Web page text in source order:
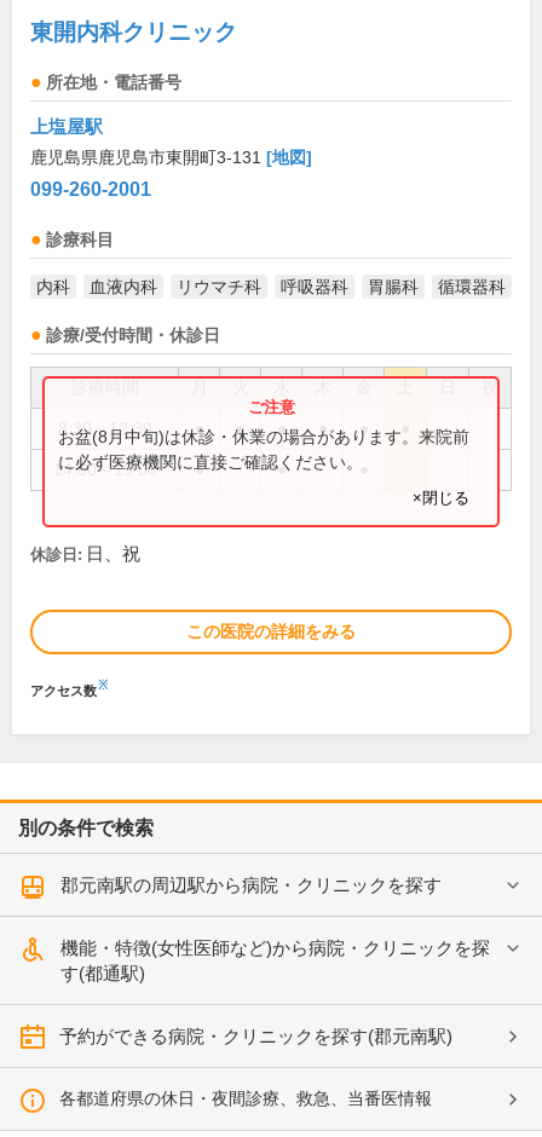
東開内科クリニック
所在地・電話番号
上塩屋駅
鹿児島県鹿児島市東開町3-131 [地図]
099-260-2001
診療科目
内科 血液内科 リウマチ科 呼吸器科 胃腸科 循環器科
診療/受付時間・休診日
祝
8:30～12:30 ● ● ● ● ●
14:00～19:00 ● ●
お盆(8月中旬)は休診・休業の場合があります。来院前
に必ず医療機関に直接ご確認ください。
×閉じる
休診日: 日、祝
この医院の詳細をみる
アクセス数※
別の条件で検索
郡元南駅の周辺駅から病院・クリニックを探す
機能・特徴(女性医師など)から病院・クリニックを探
す(都通駅)
予約ができる病院・クリニックを探す(郡元南駅)
各都道府県の休日・夜間診療、救急、当番医情報